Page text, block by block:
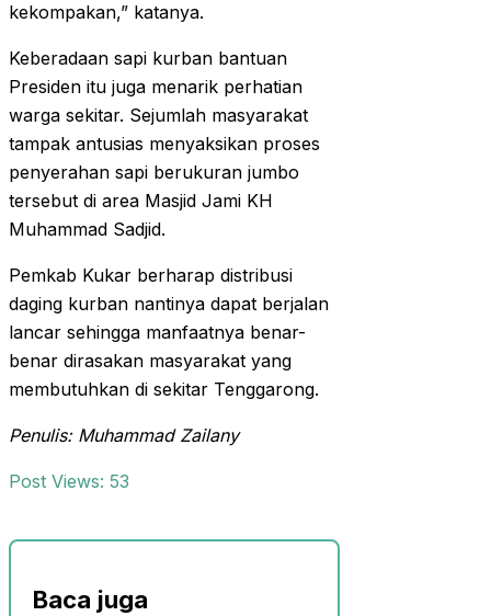
kekompakan,” katanya.
Keberadaan sapi kurban bantuan
Presiden itu juga menarik perhatian
warga sekitar. Sejumlah masyarakat
tampak antusias menyaksikan proses
penyerahan sapi berukuran jumbo
tersebut di area Masjid Jami KH
Muhammad Sadjid.
Pemkab Kukar berharap distribusi
daging kurban nantinya dapat berjalan
lancar sehingga manfaatnya benar-
benar dirasakan masyarakat yang
membutuhkan di sekitar Tenggarong.
Penulis: Muhammad Zailany
Post Views: 53
Baca juga